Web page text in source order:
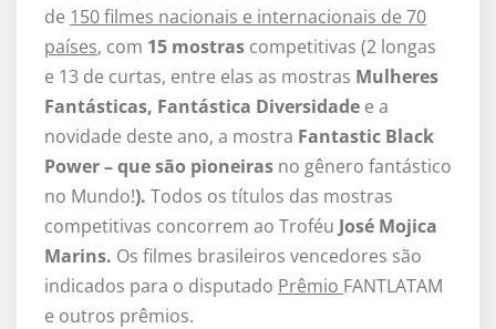
de 150 filmes nacionais e internacionais de 70
países, com 15 mostras competitivas (2 longas
e 13 de curtas, entre elas as mostras Mulheres
Fantásticas, Fantástica Diversidade e a
novidade deste ano, a mostra Fantastic Black
Power – que são pioneiras no gênero fantástico
no Mundo!). Todos os títulos das mostras
competitivas concorrem ao Troféu José Mojica
Marins. Os filmes brasileiros vencedores são
indicados para o disputado Prêmio FANTLATAM
e outros prêmios.